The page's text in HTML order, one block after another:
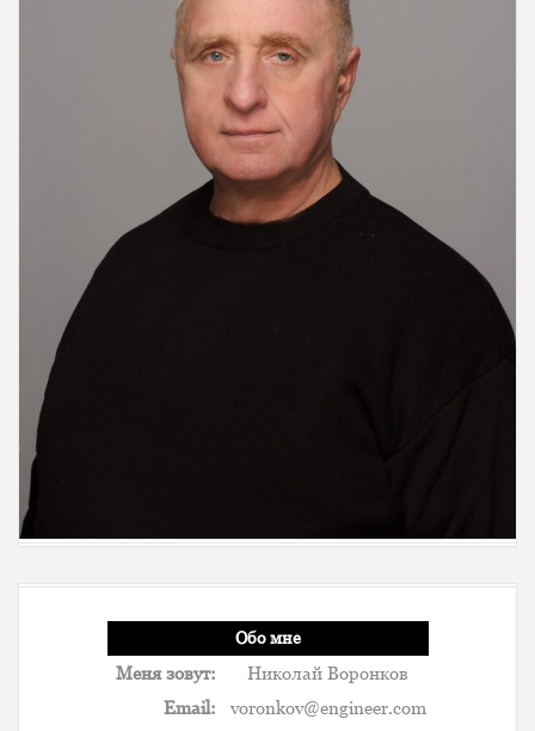
Обо мне
Меня зовут:
Николай Воронков
Email:
voronkov@engineer.com